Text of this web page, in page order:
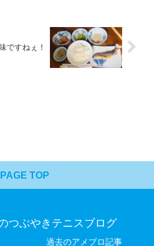
ですねぇ！
PAGE TOP
つぶやきテニスブログ
過去のアメブロ記事